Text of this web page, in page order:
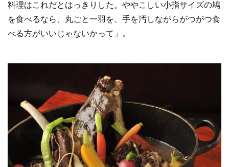
料理はこれだとはっきりした。ややこしい小指サイズの鳩
を食べるなら、丸ごと一羽を、手を汚しながらがつがつ食
べる方がいいじゃないかって」。